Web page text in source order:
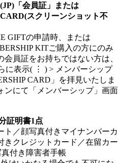
「会員証」または
スクリーンショット不
GIFTの申請時、または
KITご購入の方にのみ
員証をお持ちではない方は、
に表示( ⋮ ) > メンバーシップ
CARD」を拝見いたしま
ンにて「メンバーシップ」画面
証明書1点
ト／顔写真付きマイナンバーカ
きクレジットカード／在留カー
付き障害者手帳